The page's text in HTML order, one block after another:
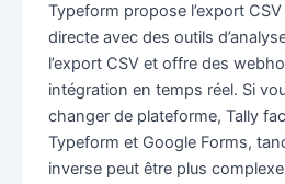
Typeform propose l’export
directe avec des outils
l’export CSV et offre des
intégration en temps réel. Si
changer de plateforme, Tally
Typeform et Google Forms,
inverse peut être plus